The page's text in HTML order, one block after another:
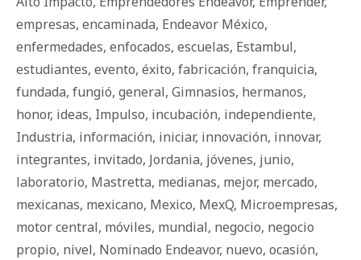
empresas, encaminada, Endeavor México,
enfermedades, enfocados, escuelas, Estambul,
estudiantes, evento, éxito, fabricación, franquicia,
fundada, fungió, general, Gimnasios, hermanos,
honor, ideas, Impulso, incubación, independiente,
Industria, información, iniciar, innovación, innovar,
integrantes, invitado, Jordania, jóvenes, junio,
laboratorio, Mastretta, medianas, mejor, mercado,
mexicanas, mexicano, Mexico, MexQ, Microempresas,
motor central, móviles, mundial, negocio, negocio
propio, nivel, Nominado Endeavor, nuevo, ocasión,